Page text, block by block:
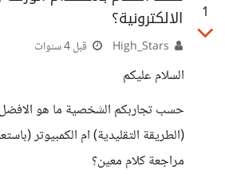
1
الالكترونية؟
قبل 4 سنوات
السلام عليكم
حسب تجاربكم الشخصية ما هو الافضل
(الطريقة التقليدية) ام الكمبيوتر
مراجعة كلام معين؟